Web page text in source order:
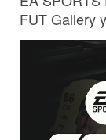
FUT Gallery